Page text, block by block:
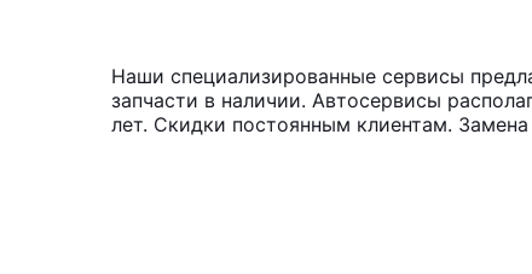
Наши специализированные сервисы
запчасти в наличии. Автосервисы
лет. Скидки постоянным клиентам.